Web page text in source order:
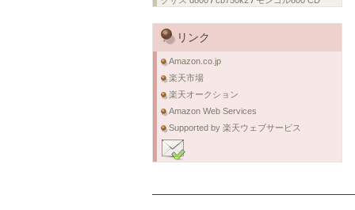
リンク
Amazon.co.jp
楽天市場
楽天オークション
Amazon Web Services
Supported by 楽天ウェブサービス